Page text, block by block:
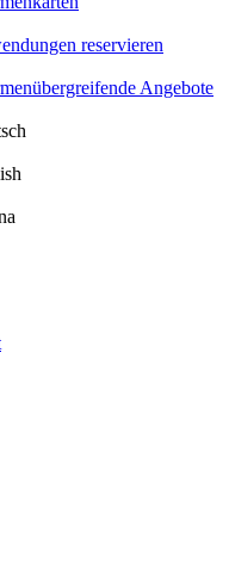
reservieren
Angebote